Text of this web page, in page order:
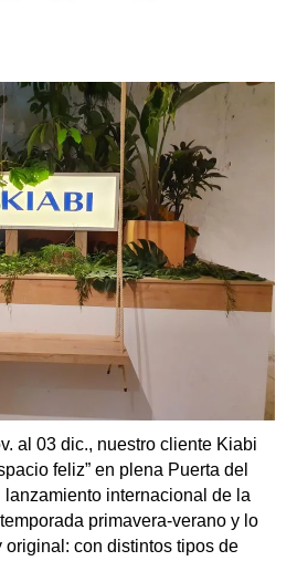
al 03 dic., nuestro cliente Kiabi
feliz” en plena Puerta del
lanzamiento internacional de la
primavera-verano y lo
original: con distintos tipos de